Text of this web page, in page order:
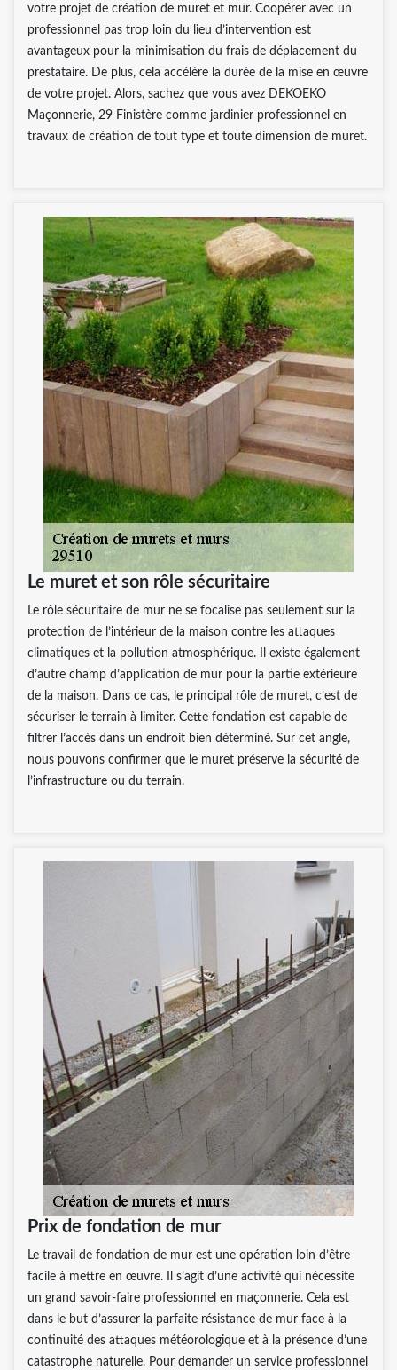
votre projet de création de muret et mur. Coopérer avec un
professionnel pas trop loin du lieu d’intervention est
avantageux pour la minimisation du frais de déplacement du
prestataire. De plus, cela accélère la durée de la mise en œuvre
de votre projet. Alors, sachez que vous avez DEKOEKO
Maçonnerie, 29 Finistère comme jardinier professionnel en
travaux de création de tout type et toute dimension de muret.
Le muret et son rôle sécuritaire
Le rôle sécuritaire de mur ne se focalise pas seulement sur la
protection de l’intérieur de la maison contre les attaques
climatiques et la pollution atmosphérique. Il existe également
d’autre champ d’application de mur pour la partie extérieure
de la maison. Dans ce cas, le principal rôle de muret, c’est de
sécuriser le terrain à limiter. Cette fondation est capable de
filtrer l’accès dans un endroit bien déterminé. Sur cet angle,
nous pouvons confirmer que le muret préserve la sécurité de
l’infrastructure ou du terrain.
Prix de fondation de mur
Le travail de fondation de mur est une opération loin d’être
facile à mettre en œuvre. Il s’agit d’une activité qui nécessite
un grand savoir-faire professionnel en maçonnerie. Cela est
dans le but d’assurer la parfaite résistance de mur face à la
continuité des attaques météorologique et à la présence d’une
catastrophe naturelle. Pour demander un service professionnel